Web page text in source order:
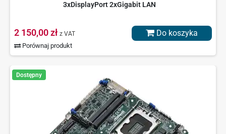
3xDisplayPort 2xGigabit LAN
2 150,00 zł z VAT
Porównaj produkt
Do koszyka
Dostępny